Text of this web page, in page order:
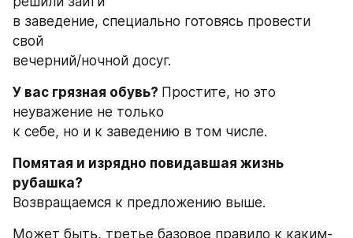
в заведение, специально готовясь провести
свой
вечерний/ночной досуг.
У вас грязная обувь? Простите, но это
неуважение не только
к себе, но и к заведению в том числе.
Помятая и изрядно повидавшая жизнь
рубашка?
Возвращаемся к предложению выше.
Может быть, третье базовое правило к каким-